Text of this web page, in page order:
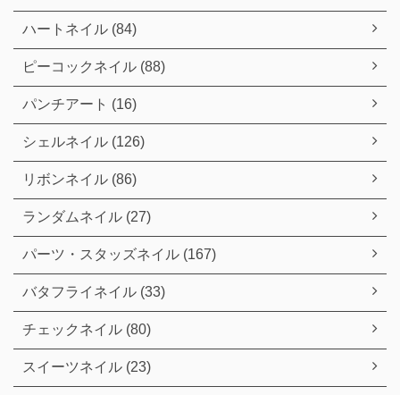
ハートネイル (84)
ピーコックネイル (88)
パンチアート (16)
シェルネイル (126)
リボンネイル (86)
ランダムネイル (27)
パーツ・スタッズネイル (167)
バタフライネイル (33)
チェックネイル (80)
スイーツネイル (23)